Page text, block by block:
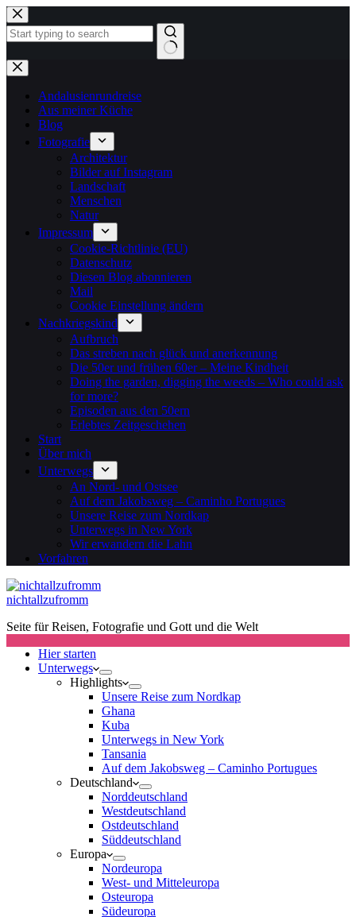
Zum
Inhalt
springen
Keine
Ergebnisse
Andalusienrundreise
Aus meiner Küche
Blog
Fotografie
Architektur
Bilder auf Instagram
Landschaft
Menschen
Natur
Impressum
Cookie-Richtlinie (EU)
Datenschutz
Diesen Blog abonnieren
Mail
Cookie Einstellung ändern
Nachkriegskind
Aufbruch
Das streben nach glück und anerkennung
Die 50er und frühen 60er – Meine Kindheit
Doing the garden, digging the weeds – Who could ask
for more?
Episoden aus den 50ern
Erlebtes Zeitgeschehen
Start
Über mich
Unterwegs
An Nord- und Ostsee
Auf dem Jakobsweg – Caminho Portugues
Unsere Reise zum Nordkap
Unterwegs in New York
Wir erwandern die Lahn
Vorfahren
nichtallzufromm
Seite für Reisen, Fotografie und Gott und die Welt
Hier starten
Unterwegs
Highlights
Unsere Reise zum Nordkap
Ghana
Kuba
Unterwegs in New York
Tansania
Auf dem Jakobsweg – Caminho Portugues
Deutschland
Norddeutschland
Westdeutschland
Ostdeutschland
Süddeutschland
Europa
Nordeuropa
West- und Mitteleuropa
Osteuropa
Südeuropa